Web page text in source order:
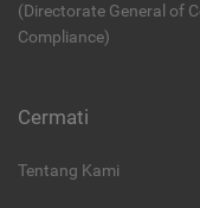
(Directorate General of
Compliance)
Cermati
Tentang Kami